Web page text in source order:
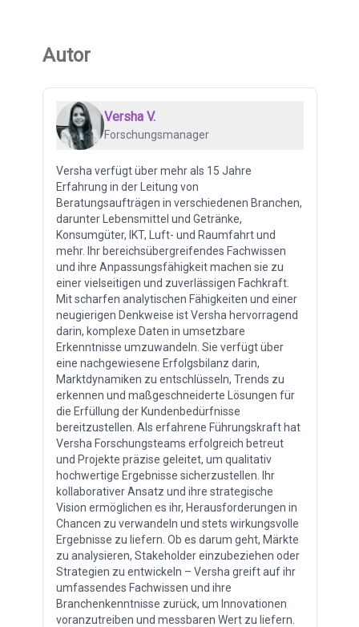
Autor
Versha V.
Forschungsmanager
Versha verfügt über mehr als 15 Jahre
Erfahrung in der Leitung von
Beratungsaufträgen in verschiedenen Branchen,
darunter Lebensmittel und Getränke,
Konsumgüter, IKT, Luft- und Raumfahrt und
mehr. Ihr bereichsübergreifendes Fachwissen
und ihre Anpassungsfähigkeit machen sie zu
einer vielseitigen und zuverlässigen Fachkraft.
Mit scharfen analytischen Fähigkeiten und einer
neugierigen Denkweise ist Versha hervorragend
darin, komplexe Daten in umsetzbare
Erkenntnisse umzuwandeln. Sie verfügt über
eine nachgewiesene Erfolgsbilanz darin,
Marktdynamiken zu entschlüsseln, Trends zu
erkennen und maßgeschneiderte Lösungen für
die Erfüllung der Kundenbedürfnisse
bereitzustellen. Als erfahrene Führungskraft hat
Versha Forschungsteams erfolgreich betreut
und Projekte präzise geleitet, um qualitativ
hochwertige Ergebnisse sicherzustellen. Ihr
kollaborativer Ansatz und ihre strategische
Vision ermöglichen es ihr, Herausforderungen in
Chancen zu verwandeln und stets wirkungsvolle
Ergebnisse zu liefern. Ob es darum geht, Märkte
zu analysieren, Stakeholder einzubeziehen oder
Strategien zu entwickeln – Versha greift auf ihr
umfassendes Fachwissen und ihre
Branchenkenntnisse zurück, um Innovationen
voranzutreiben und messbaren Wert zu liefern.